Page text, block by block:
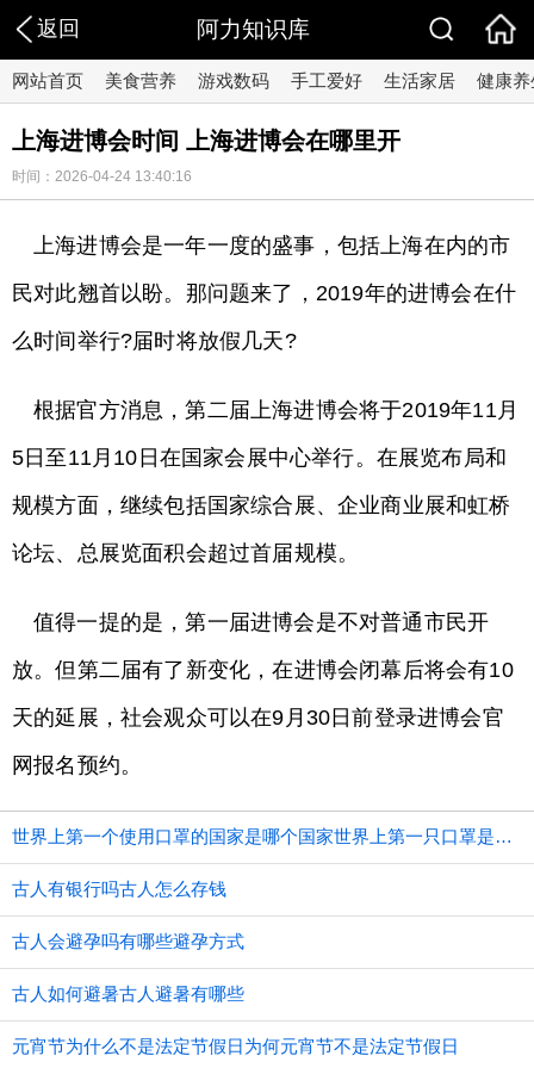
返回 阿力知识库
网站首页 美食营养 游戏数码 手工爱好 生活家居 健康养
上海进博会时间 上海进博会在哪里开
时间：2026-04-24 13:40:16
上海进博会是一年一度的盛事，包括上海在内的市
民对此翘首以盼。那问题来了，2019年的进博会在什
么时间举行?届时将放假几天?
根据官方消息，第二届上海进博会将于2019年11月
5日至11月10日在国家会展中心举行。在展览布局和
规模方面，继续包括国家综合展、企业商业展和虹桥
论坛、总展览面积会超过首届规模。
值得一提的是，第一届进博会是不对普通市民开
放。但第二届有了新变化，在进博会闭幕后将会有10
天的延展，社会观众可以在9月30日前登录进博会官
网报名预约。
世界上第一个使用口罩的国家是哪个国家世界上第一只口罩是谁发明的
古人有银行吗古人怎么存钱
古人会避孕吗有哪些避孕方式
古人如何避暑古人避暑有哪些
元宵节为什么不是法定节假日为何元宵节不是法定节假日